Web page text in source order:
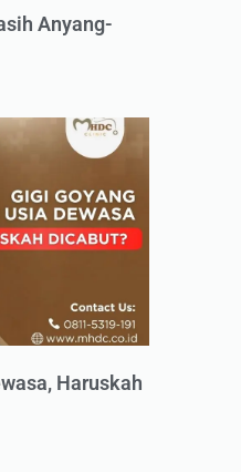
Anyang-
Haruskah